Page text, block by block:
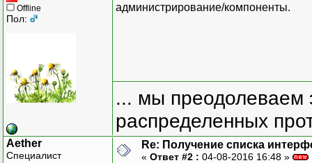
Offline
Пол:
администрирование/компоненты.
... мы преодолеваем
распределенных
Aether
Специалист
Re: Получение списка
« Ответ #2 : 04-08-2016 16:48 »